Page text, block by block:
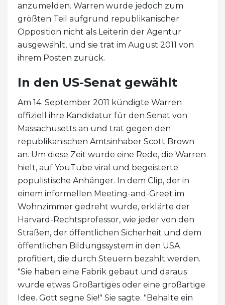
anzumelden. Warren wurde jedoch zum
größten Teil aufgrund republikanischer
Opposition nicht als Leiterin der Agentur
ausgewählt, und sie trat im August 2011 von
ihrem Posten zurück.
In den US-Senat gewählt
Am 14. September 2011 kündigte Warren
offiziell ihre Kandidatur für den Senat von
Massachusetts an und trat gegen den
republikanischen Amtsinhaber Scott Brown
an. Um diese Zeit wurde eine Rede, die Warren
hielt, auf YouTube viral und begeisterte
populistische Anhänger. In dem Clip, der in
einem informellen Meeting-and-Greet im
Wohnzimmer gedreht wurde, erklärte der
Harvard-Rechtsprofessor, wie jeder von den
Straßen, der öffentlichen Sicherheit und dem
öffentlichen Bildungssystem in den USA
profitiert, die durch Steuern bezahlt werden.
"Sie haben eine Fabrik gebaut und daraus
wurde etwas Großartiges oder eine großartige
Idee. Gott segne Sie!" Sie sagte. "Behalte ein